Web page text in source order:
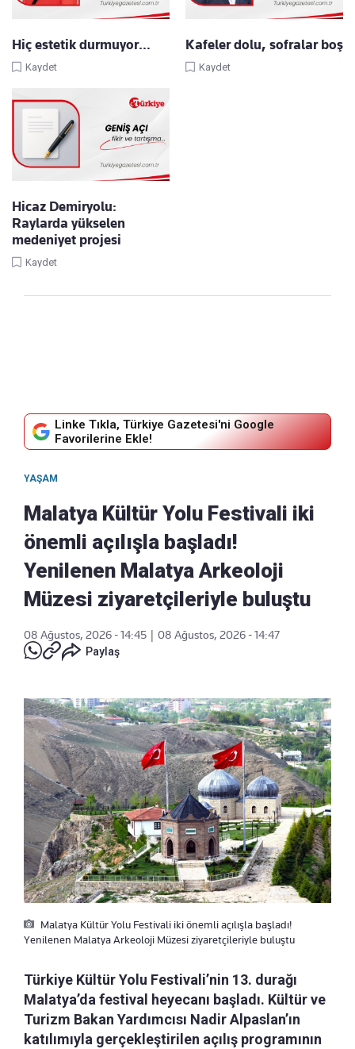
Hiç estetik durmuyor…
Kaydet
Kafeler dolu, sofralar boş
Kaydet
Hicaz Demiryolu:
Raylarda yükselen
medeniyet projesi
Kaydet
Linke Tıkla, Türkiye Gazetesi'ni Google
Favorilerine Ekle!
YAŞAM
Malatya Kültür Yolu Festivali iki
önemli açılışla başladı!
Yenilenen Malatya Arkeoloji
Müzesi ziyaretçileriyle buluştu
08 Ağustos, 2026 - 14:45
08 Ağustos, 2026 - 14:47
Paylaş
Malatya Kültür Yolu Festivali iki önemli açılışla başladı!
Yenilenen Malatya Arkeoloji Müzesi ziyaretçileriyle buluştu
Türkiye Kültür Yolu Festivali’nin 13. durağı
Malatya’da festival heyecanı başladı. Kültür ve
Turizm Bakan Yardımcısı Nadir Alpaslan’ın
katılımıyla gerçekleştirilen açılış programının